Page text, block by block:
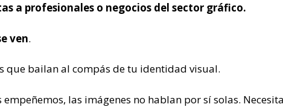
a profesionales o negocios del sector gráfico.
ven.
que bailan al compás de tu identidad visual.
las imágenes no hablan por sí solas.